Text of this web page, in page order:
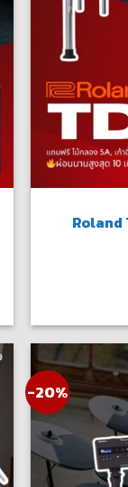
Roland
-20%